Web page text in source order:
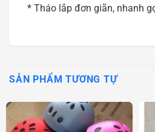
* Tháo lắp đơn giãn, nhanh
SẢN PHẨM TƯƠNG TỰ